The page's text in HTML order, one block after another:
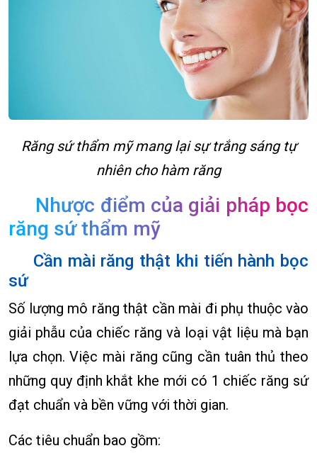
Răng sứ thẩm mỹ mang lại sự trắng sáng tự
nhiên cho hàm răng
Nhược điểm của giải pháp bọc
răng sứ thẩm mỹ
Cần mài răng thật khi tiến hành bọc
sứ
Số lượng mô răng thật cần mài đi phụ thuộc vào
giải phẫu của chiếc răng và loại vật liệu mà bạn
lựa chọn. Việc mài răng cũng cần tuân thủ theo
những quy định khắt khe mới có 1 chiếc răng sứ
đạt chuẩn và bền vững với thời gian.
Các tiêu chuẩn bao gồm: